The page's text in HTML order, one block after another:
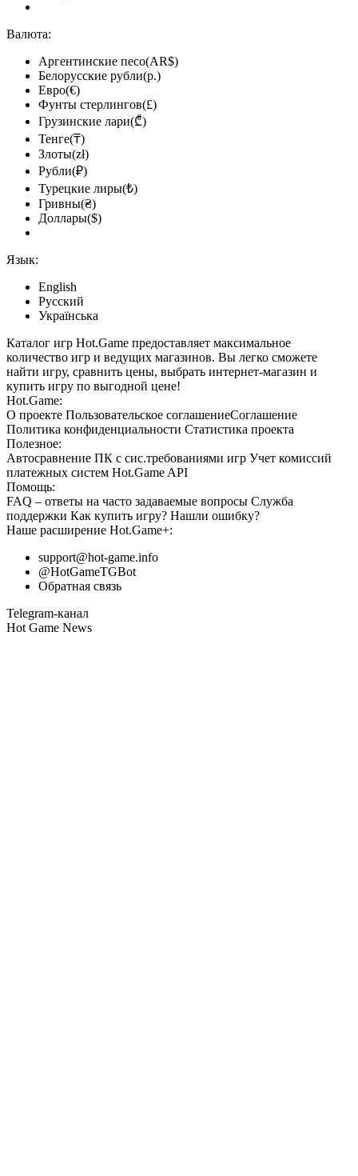
Валюта:
Аргентинские песо(AR$)
Белорусские рубли(р.)
Евро(€)
Фунты стерлингов(£)
Грузинские лари(₾)
Тенге(₸)
Злоты(zł)
Рубли(₽)
Турецкие лиры(₺)
Гривны(₴)
Доллары($)
Язык:
English
Русский
Українська
Каталог игр Hot.Game предоставляет максимальное
количество игр и ведущих магазинов. Вы легко сможете
найти игру, сравнить цены, выбрать интернет-магазин и
купить игру по выгодной цене!
Hot.Game:
О проекте Пользовательское соглашениеСоглашение
Политика конфиденциальности Статистика проекта
Полезное:
Автосравнение ПК с сис.требованиями игр Учет комиссий
платежных систем Hot.Game API
Помощь:
FAQ – ответы на часто задаваемые вопросы Служба
поддержки Как купить игру? Нашли ошибку?
Наше расширение Hot.Game+:
support@hot-game.info
@HotGameTGBot
Обратная связь
Telegram-канал
Hot Game News